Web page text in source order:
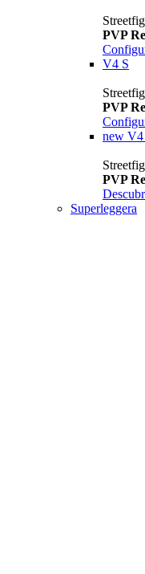
PVP
V4 S
PVP
new V4
PVP
Superleggera